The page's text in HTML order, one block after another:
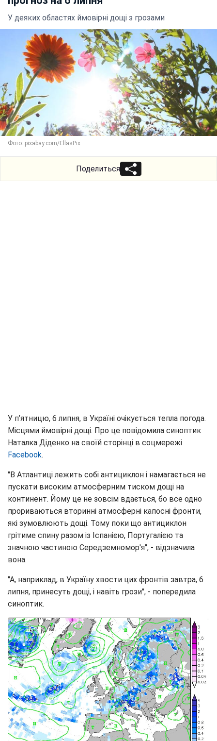
У деяких областях ймовірні дощі з грозами
Фото: pixabay.com/EllasPix
Поделиться
У п’ятницю, 6 липня, в Україні очікується тепла погода.
Місцями ймовірні дощі. Про це повідомила синоптик
Наталка Діденко на своїй сторінці в соцмережі
Facebook.
"В Атлантиці лежить собі антициклон і намагається не
пускати високим атмосферним тиском дощі на
континент. Йому це не зовсім вдається, бо все одно
прориваються вторинні атмосферні капосні фронти,
які зумовлюють дощі. Тому поки що антициклон
грітиме спину разом із Іспанією, Португалією та
значною частиною Середземномор'я", - відзначила
вона.
"А, наприклад, в Україну хвости цих фронтів завтра, 6
липня, принесуть дощі, і навіть грози", - попередила
синоптик.